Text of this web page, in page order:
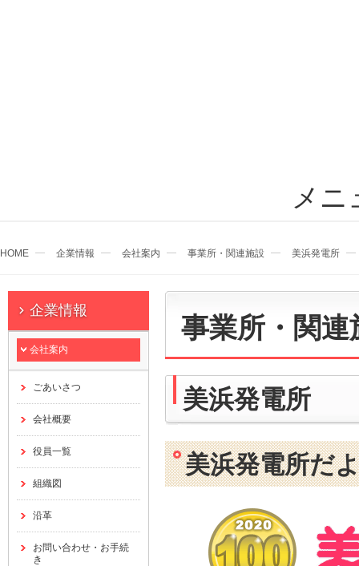
メニ
HOME 企業情報 会社案内 事業所・関連施設 美浜発電所
事業所・関連
美浜発電所
美浜発電所だ
企業情報
会社案内
ごあいさつ
会社概要
役員一覧
組織図
沿革
お問い合わせ・お手続
き